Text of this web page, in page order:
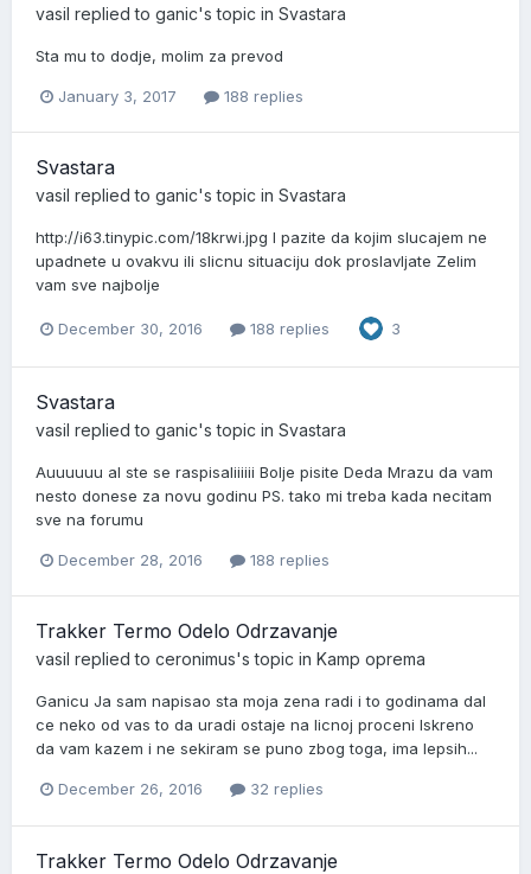
vasil replied to ganic's topic in Svastara
Sta mu to dodje, molim za prevod
January 3, 2017 188 replies
Svastara
vasil replied to ganic's topic in Svastara
http://i63.tinypic.com/18krwi.jpg I pazite da kojim slucajem ne
upadnete u ovakvu ili slicnu situaciju dok proslavljate Zelim
vam sve najbolje
December 30, 2016 188 replies 3
Svastara
vasil replied to ganic's topic in Svastara
Auuuuuu al ste se raspisaliiiiii Bolje pisite Deda Mrazu da vam
nesto donese za novu godinu PS. tako mi treba kada necitam
sve na forumu
December 28, 2016 188 replies
Trakker Termo Odelo Odrzavanje
vasil replied to ceronimus's topic in Kamp oprema
Ganicu Ja sam napisao sta moja zena radi i to godinama dal
ce neko od vas to da uradi ostaje na licnoj proceni Iskreno
da vam kazem i ne sekiram se puno zbog toga, ima lepsih...
December 26, 2016 32 replies
Trakker Termo Odelo Odrzavanje